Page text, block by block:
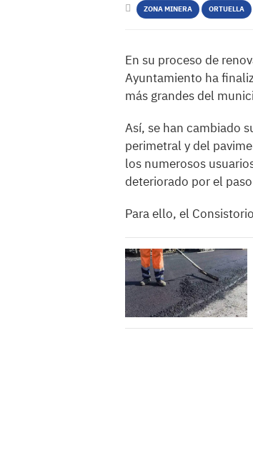
ZONA MINERA ORTUELLA
En su proceso de
Ayuntamiento ha
más grandes del
Así, se han cambiado
perimetral y del
los numerosos
deteriorado por el
Para ello, el